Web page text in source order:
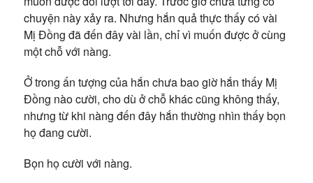
chuyện này xảy ra. Nhưng hắn quả thực thấy có vài
Mị Đồng đã đến đây vài lần, chỉ vì muốn được ở cùng
một chỗ với nàng.
Ở trong ấn tượng của hắn chưa bao giờ hắn thấy Mị
Đồng nào cười, cho dù ở chỗ khác cũng không thấy,
nhưng từ khi nàng đến đây hắn thường nhìn thấy bọn
họ đang cười.
Bọn họ cười với nàng.